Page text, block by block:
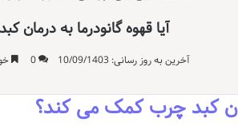
آیا قهوه گانودرما به
آخرین به روز رسانی: 10/09/1403 0
کبد چرب کمک می کند؟